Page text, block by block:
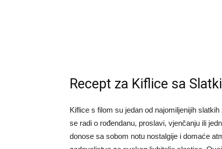
Recept za Kiflice sa
Kiflice s filom su jedan od najomiljenijih
se radi o rođendanu, proslavi, vjenčanju ili
donose sa sobom notu nostalgije i domaće